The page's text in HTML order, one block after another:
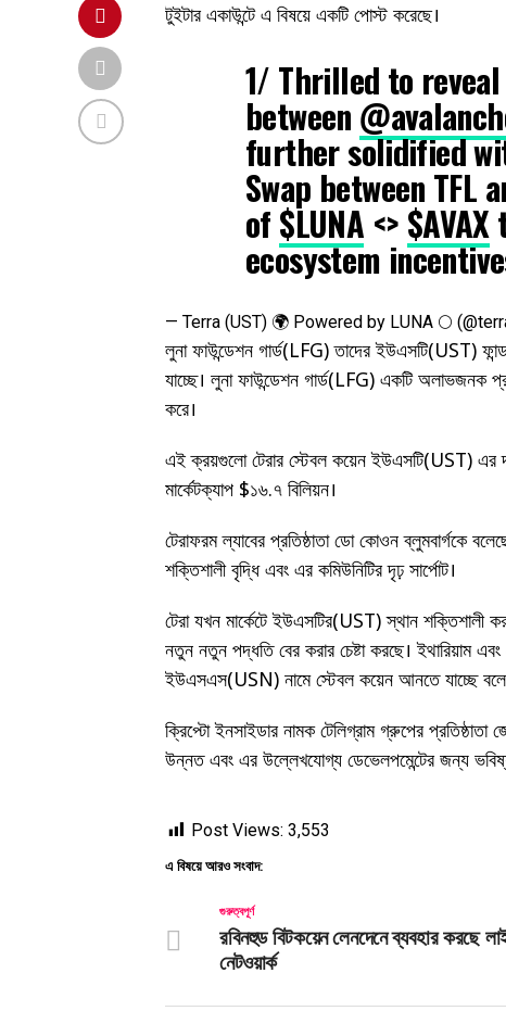
টুইটার একাউন্টে এ বিষয়ে একটি পোস্ট করেছে।
1/ Thrilled to
between
further solidified
Swap between TFL
of $LUNA <> $AVAX
ecosystem
— Terra (UST) 🌍 Powered by LUNA 🌕
লুনা ফাউন্ডেশন গার্ড(LFG) তাদের ইউএসটি(UST)
যাচ্ছে। লুনা ফাউন্ডেশন গার্ড(LFG) একটি অলাভজনক
করে।
এই ক্রয়গুলো টেরার স্টেবল কয়েন ইউএসটি(UST) এর
মার্কেটক্যাপ $১৬.৭ বিলিয়ন।
টেরাফরম ল্যাবের প্রতিষ্ঠাতা ডো কোওন ব্লুমবার্গকে
শক্তিশালী বৃদ্ধি এবং এর কমিউনিটির দৃঢ় সার্পোট।
টেরা যখন মার্কেটে ইউএসটির(UST) স্থান শক্তিশালী
নতুন নতুন পদ্ধতি বের করার চেষ্টা করছে। ইথারিয়াম
ইউএসএস(USN) নামে স্টেবল কয়েন আনতে যাচ্ছে বলে
ক্রিপ্টো ইনসাইডার নামক টেলিগ্রাম গ্রুপের
উন্নত এবং এর উল্লেখযোগ্য ডেভেলপমেন্টের জন্য
Post Views: 3,553
এ বিষয়ে আরও সংবাদ:
গুরুত্বপূর্ণ
রবিনহুড বিটকয়েন লেনদেনে ব্যবহার করছে
নেটওয়ার্ক